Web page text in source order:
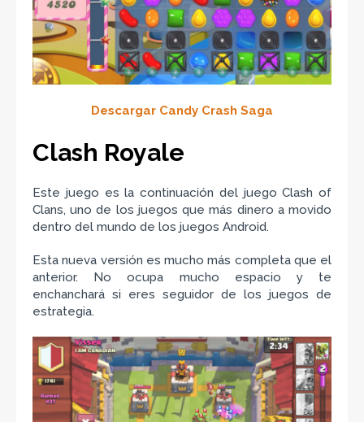
Descargar Candy Crash Saga
Clash Royale
Este juego es la continuación del juego Clash of
Clans, uno de los juegos que más dinero a movido
dentro del mundo de los juegos Android.
Esta nueva versión es mucho más completa que el
anterior. No ocupa mucho espacio y te
enchanchará si eres seguidor de los juegos de
estrategia.